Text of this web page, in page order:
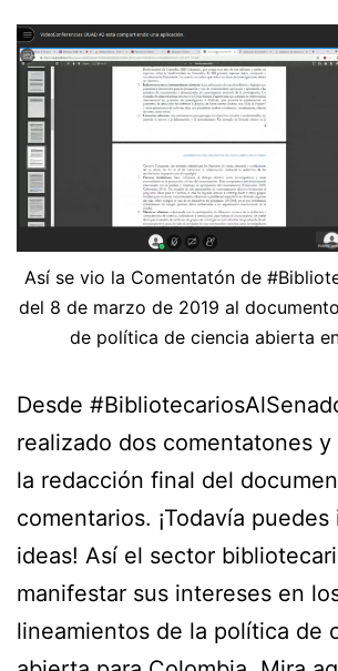
Así se vio la Comentatón de
del 8 de marzo de 2019 al
de política de ciencia abierta
Desde
realizado dos comentatones y
la redacción final del
comentarios. ¡Todavía
ideas! Así el sector
manifestar sus intereses en
lineamientos de la política de